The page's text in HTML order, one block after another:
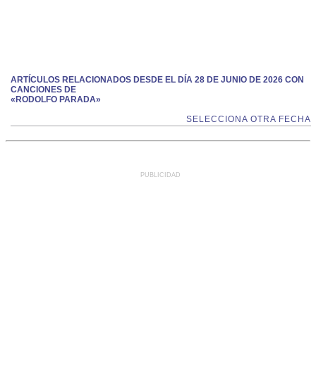
ARTÍCULOS RELACIONADOS DESDE EL DÍA 28 DE JUNIO DE 2026 CON
CANCIONES DE
«RODOLFO PARADA»
SELECCIONA OTRA FECHA
PUBLICIDAD